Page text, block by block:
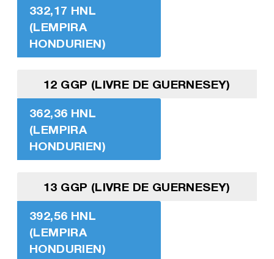
332,17 HNL
(LEMPIRA
HONDURIEN)
12 GGP (LIVRE DE GUERNESEY)
362,36 HNL
(LEMPIRA
HONDURIEN)
13 GGP (LIVRE DE GUERNESEY)
392,56 HNL
(LEMPIRA
HONDURIEN)